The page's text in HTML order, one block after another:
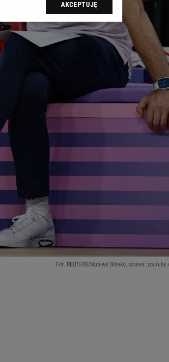
Fot. REUTERS/Siphiwe Sibeko, screen:
Gazeta.pl sp. z o.o., jej
zmienić swoje preferencje
przetwarzania danych poprzez
Zmiana ustawień
celach:
do celów identyfikacji.
i treści, pomiar reklam i treści,
AKCEPTUJĘ